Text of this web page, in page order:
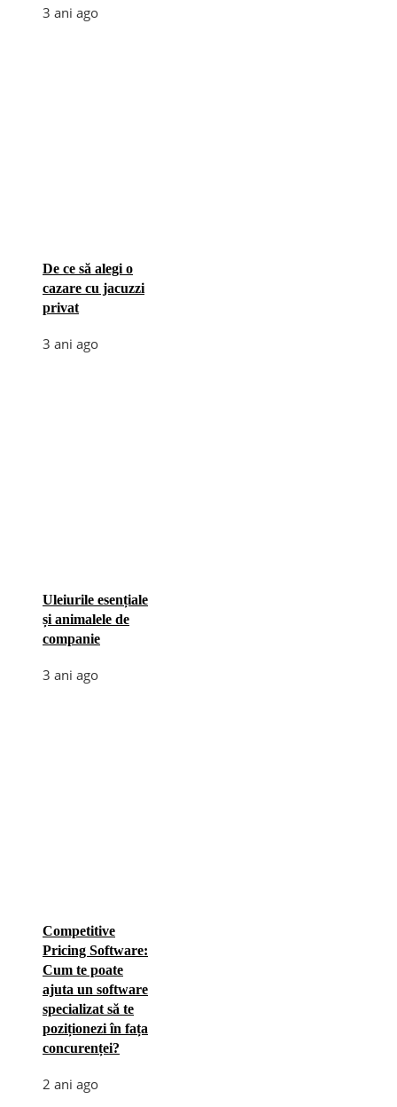
3 ani ago
De ce să alegi o
cazare cu jacuzzi
privat
3 ani ago
Uleiurile esențiale
și animalele de
companie
3 ani ago
Competitive
Pricing Software:
Cum te poate
ajuta un software
specializat să te
poziționezi în fața
concurenței?
2 ani ago